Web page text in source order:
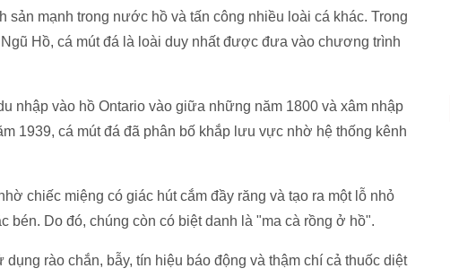
sản mạnh trong nước hồ và tấn công nhiều loài cá khác. Trong
Hồ, cá mút đá là loài duy nhất được đưa vào chương trình
nhập vào hồ Ontario vào giữa những năm 1800 và xâm nhập
1939, cá mút đá đã phân bố khắp lưu vực nhờ hệ thống kênh
chiếc miệng có giác hút cắm đầy răng và tạo ra một lỗ nhỏ
bén. Do đó, chúng còn có biệt danh là "ma cà rồng ở hồ".
rào chắn, bẫy, tín hiệu báo động và thậm chí cả thuốc diệt